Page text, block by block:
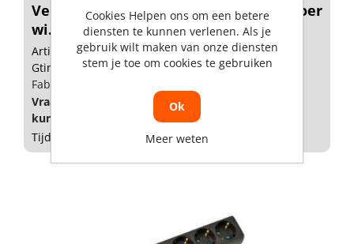
Verdeeldoos 3v+RA 3x1.5mm² 1,5m snoer
wi...
Artikelnummer: 1829316
Gtin: 8715063411367
Fabrikant artikel nummer: 41136
Vraag een
aan oflog in
kunnen zien.
Tijdelijk niet op voorraad
Cookies Helpen ons om een betere
diensten te kunnen verlenen. Als je
gebruik wilt maken van onze diensten
stem je toe om cookies te gebruiken
Ok
Meer weten